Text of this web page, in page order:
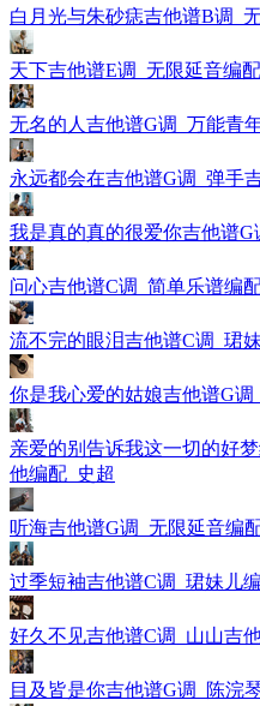
白月光与朱砂痣吉他谱B调_
天下吉他谱E调_无限延音编
无名的人吉他谱G调_万能青
永远都会在吉他谱G调_弹手
我是真的真的很爱你吉他谱
问心吉他谱C调_简单乐谱编
流不完的眼泪吉他谱C调_珺
你是我心爱的姑娘吉他谱G
亲爱的别告诉我这一切的好
他编配_史超
听海吉他谱G调_无限延音编
过季短袖吉他谱C调_珺妹儿
好久不见吉他谱C调_山山吉
目及皆是你吉他谱G调_陈浣